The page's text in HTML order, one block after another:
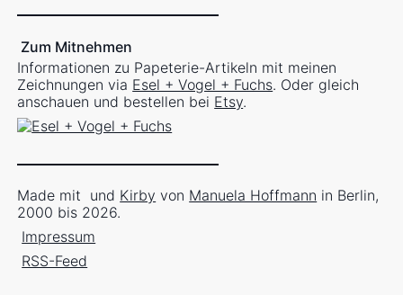
Zum Mitnehmen
Informationen zu Papeterie-Artikeln mit meinen
Zeichnungen via Esel + Vogel + Fuchs. Oder gleich
anschauen und bestellen bei Etsy.
Made mit und Kirby von Manuela Hoffmann in Berlin,
2000 bis 2026.
Impressum
RSS-Feed